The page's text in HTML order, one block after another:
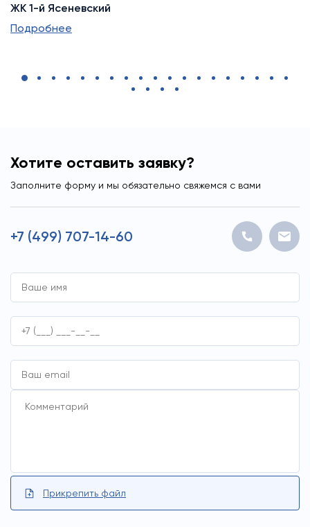
ЖК 1-й Ясеневский
Подробнее
АО «Мособлэнерго»
Межвузовский кампус им. И.С. Тургенева
Главный Офис Comedy Production Moscow
Хотите оставить заявку?
Заполните форму и мы обязательно свяжемся с вами
+7 (499) 707-14-60
Прикрепить файл